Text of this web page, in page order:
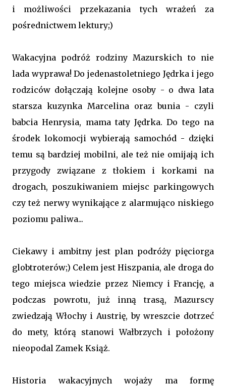
i możliwości przekazania tych wrażeń za
pośrednictwem lektury;)
Wakacyjna podróż rodziny Mazurskich to nie
lada wyprawa! Do jedenastoletniego Jędrka i jego
rodziców dołączają kolejne osoby - o dwa lata
starsza kuzynka Marcelina oraz bunia - czyli
babcia Henrysia, mama taty Jędrka. Do tego na
środek lokomocji wybierają samochód - dzięki
temu są bardziej mobilni, ale też nie omijają ich
przygody związane z tłokiem i korkami na
drogach, poszukiwaniem miejsc parkingowych
czy też nerwy wynikające z alarmująco niskiego
poziomu paliwa...
Ciekawy i ambitny jest plan podróży pięciorga
globtroterów;) Celem jest Hiszpania, ale droga do
tego miejsca wiedzie przez Niemcy i Francję, a
podczas powrotu, już inną trasą, Mazurscy
zwiedzają Włochy i Austrię, by wreszcie dotrzeć
do mety, którą stanowi Wałbrzych i położony
nieopodal Zamek Książ.
Historia wakacyjnych wojaży ma formę